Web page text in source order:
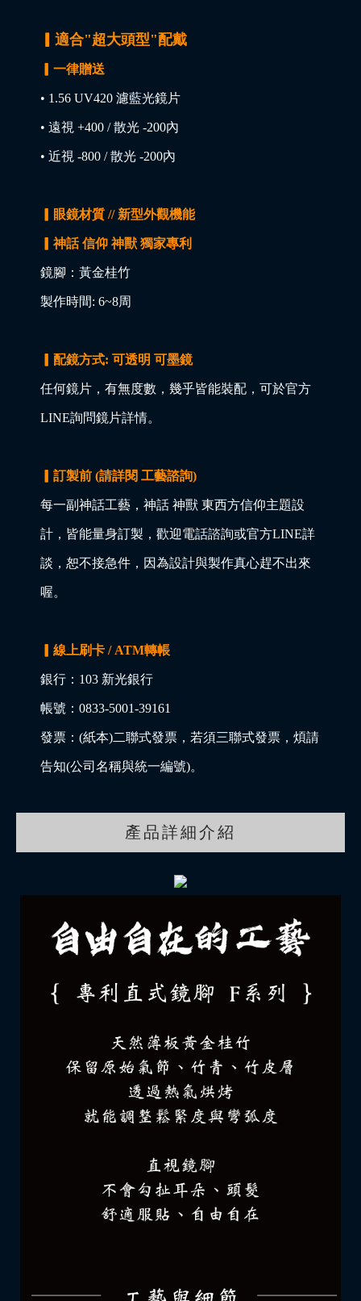
▎適合"超大頭型"配戴
▎一律贈送
• 1.56 UV420 濾藍光鏡片
• 遠視 +400 / 散光 -200內
• 近視 -800 / 散光 -200內
▎眼鏡材質 // 新型外觀機能
▎神話 信仰 神獸 獨家專利
鏡腳：黃金桂竹
製作時間: 6~8周
▎配鏡方式: 可透明 可墨鏡
任何鏡片，有無度數，幾乎皆能裝配，可於官方
LINE詢問鏡片詳情。
▎訂製前 (請詳閱 工藝諮詢)
每一副神話工藝，神話 神獸 東西方信仰主題設
計，皆能量身訂製，歡迎電話諮詢或官方LINE詳
談，恕不接急件，因為設計與製作真心趕不出來
喔。
▎線上刷卡 / ATM轉帳
銀行：103 新光銀行
帳號：0833-5001-39161
發票：(紙本)二聯式發票，若須三聯式發票，煩請
告知(公司名稱與統一編號)。
產品詳細介紹